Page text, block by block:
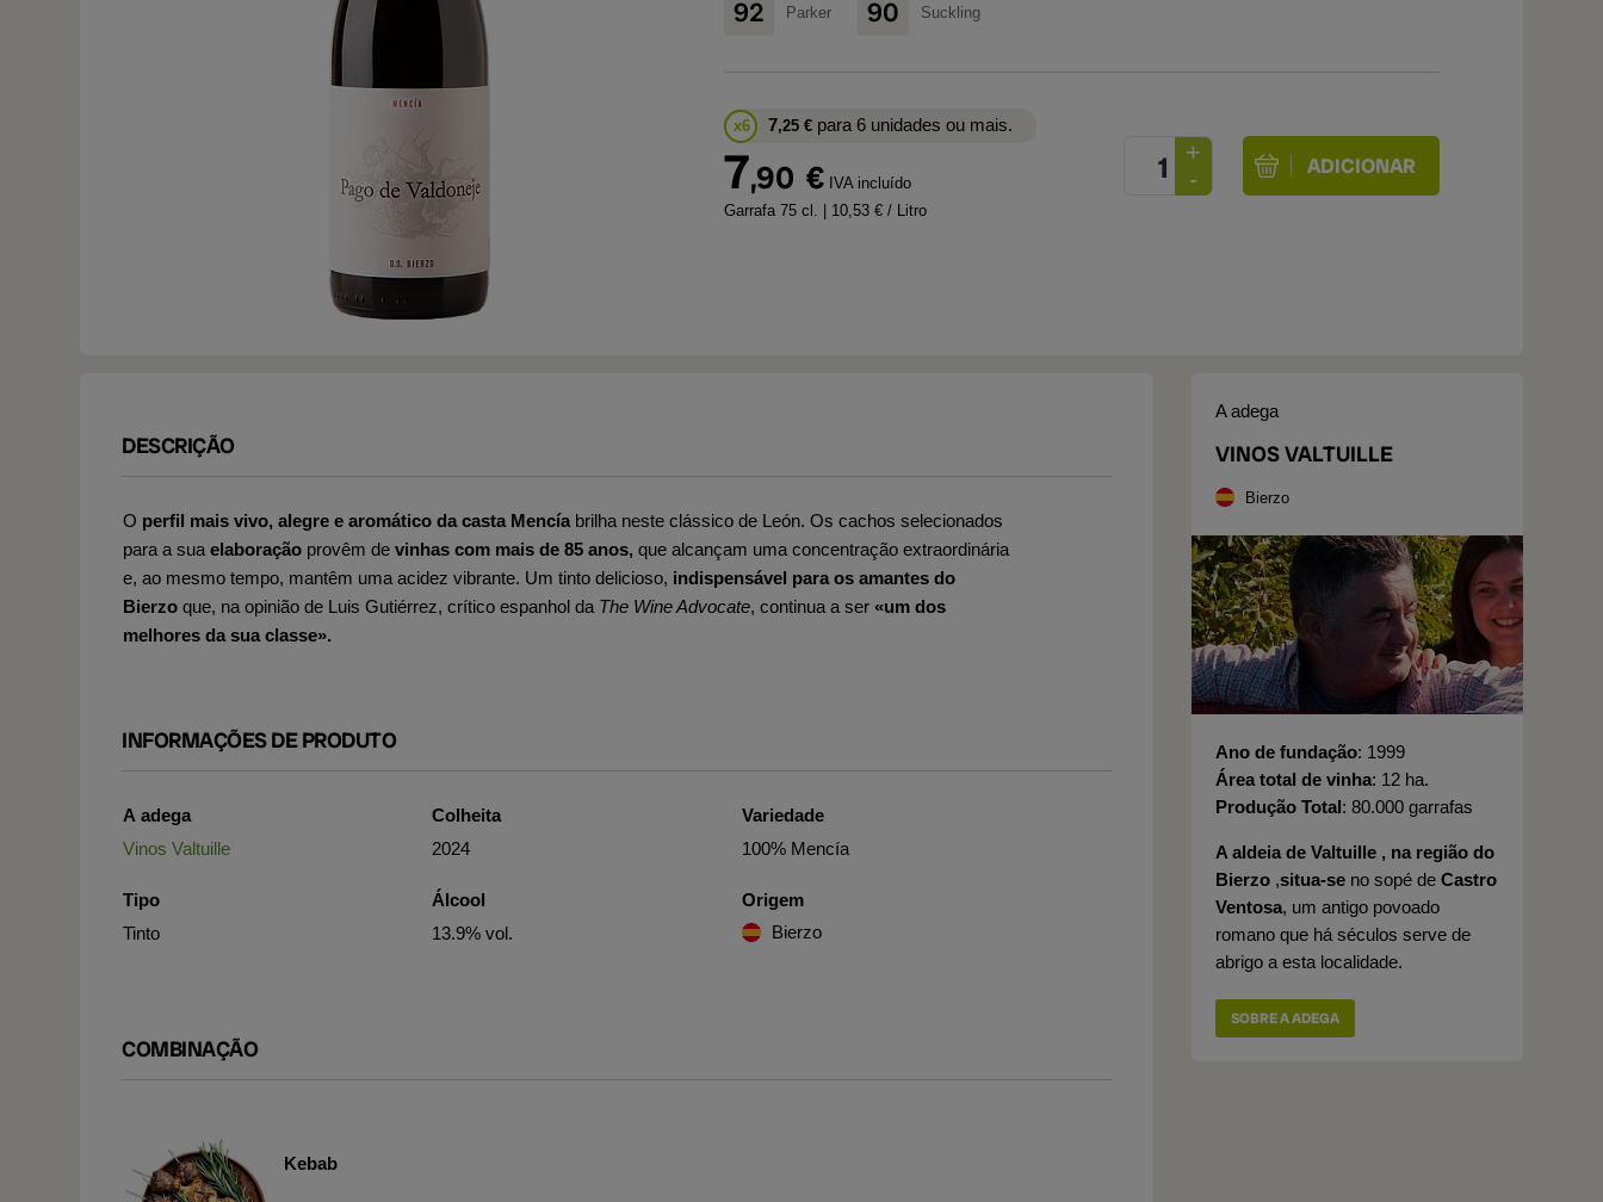
92 Parker 90 Suckling
x6 7,25 € para 6 unidades ou mais.
7,90 € IVA incluído
Garrafa 75 cl. | 10,53 € / Litro
DESCRIÇÃO
O perfil mais vivo, alegre e aromático da casta Mencía brilha neste clássico de León. Os cachos selecionados
para a sua elaboração provêm de vinhas com mais de 85 anos, que alcançam uma concentração extraordinária
e, ao mesmo tempo, mantêm uma acidez vibrante. Um tinto delicioso, indispensável para os amantes do
Bierzo que, na opinião de Luis Gutiérrez, crítico espanhol da The Wine Advocate, continua a ser «um dos
melhores da sua classe».
INFORMAÇÕES DE PRODUTO
A adega
Vinos Valtuille
Tipo
Tinto
Colheita
2024
Álcool
13.9% vol.
Variedade
100% Mencía
Origem
Bierzo
COMBINAÇÃO
Kebab
A adega
VINOS VALTUILLE
Bierzo
Ano de fundação 1999
Área total de vinha 12 ha.
Produção Total 80.000 garrafas
A aldeia de Valtuille , na região do
Bierzo ,situa-se no sopé de Castro
Ventosa, um antigo povoado
romano que há séculos serve de
abrigo a esta localidade.
SOBRE A ADEGA